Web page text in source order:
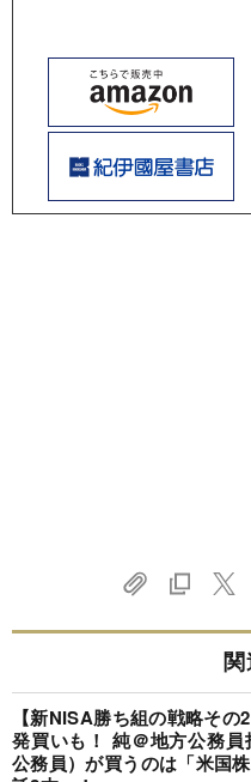
【新NISA勝ち組の戦略そ
発買いも！ 純＠地方公務員
公務員）が買うのは「米国